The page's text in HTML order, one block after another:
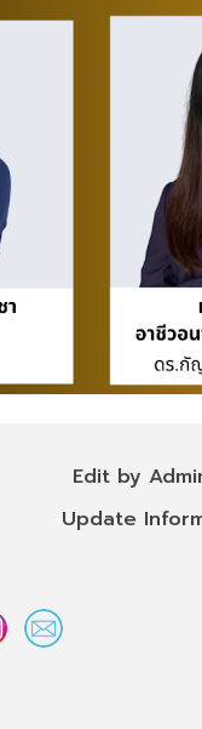
Edit by
Update